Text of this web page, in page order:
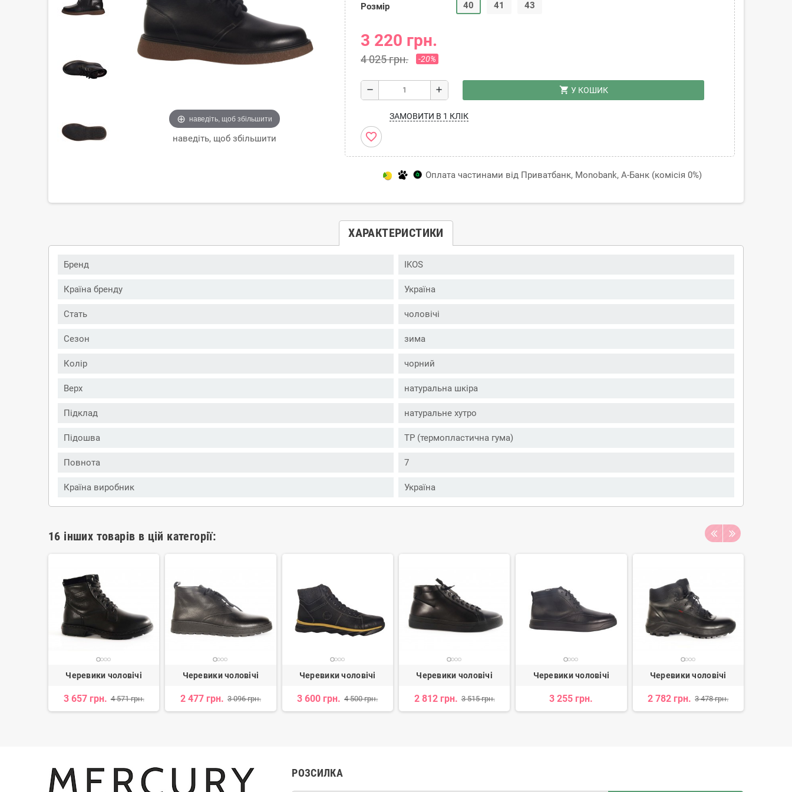
наведіть, щоб збільшити
наведіть, щоб збільшити
Розмір 40 41 43
3 220 грн.
4 025 грн. -20%
remove add shopping_cart У КОШИК
ЗАМОВИТИ В 1 КЛІК
favorite_border
Оплата частинами від Приватбанк, Monobank, А-Банк (комісія 0%)
ХАРАКТЕРИСТИКИ
Бренд IKOS
Країна бренду Україна
Стать чоловічі
Сезон зима
Колір чорний
Верх натуральна шкіра
Підклад натуральне хутро
Підошва ТР (термопластична гума)
Повнота 7
Країна виробник Україна
16 інших товарів в цій категорії:
Черевики чоловічі
3 657 грн. 4 571 грн.
Черевики чоловічі
2 477 грн. 3 096 грн.
Черевики чоловічі
3 600 грн. 4 500 грн.
Черевики чоловічі
2 812 грн. 3 515 грн.
Черевики чоловічі
3 255 грн.
Черевики чоловічі
2 782 грн. 3 478 грн.
РОЗСИЛКА